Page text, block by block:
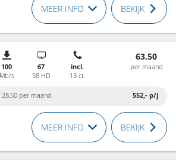
MEER INFO BEKIJK
100
Mb/s
67
58 HD
incl.
13 ct.
63,50
per maand
28,50 per maand 552,- p/j
MEER INFO BEKIJK